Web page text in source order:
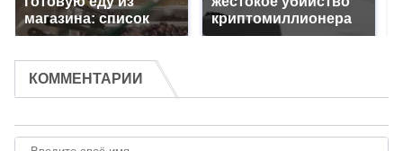
магазина: список
криптомиллионера
КОММЕНТАРИИ